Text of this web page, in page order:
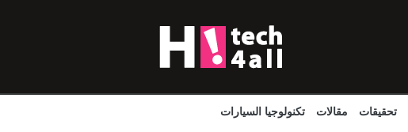
تحقيقات مقالات تكنولوجيا السيارات